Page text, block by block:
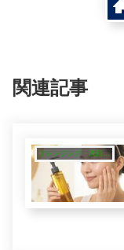
関連記事
クレンジング・洗顔・ピーリング